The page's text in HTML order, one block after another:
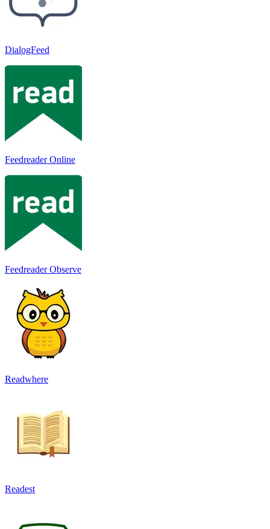
DialogFeed
Feedreader Online
Feedreader Observe
Readwhere
Readest